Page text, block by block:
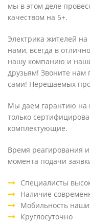
мы в этом деле
качеством на 5+.
Электрика жителей
нами, всегда в
нашу компанию и
друзьям! Звоните нам
сами! Нерешаемых
Мы даем гарантию на
только
комплектующие.
Время реагирования
момента подачи
Специалисты
Наличие
Мобильность
Круглосуточно